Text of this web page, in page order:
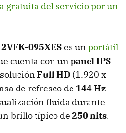
gratuita del servicio por un
095XESes un portátil
cuenta con un panel IPS
Full HD (1.920 x
de refresco de 144 Hz
fluida durante
brillo típico de 250 nits.